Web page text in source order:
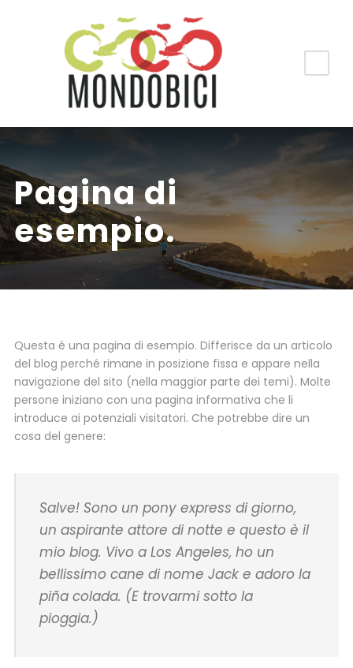
Pagina di
esempio.
Questa è una pagina di esempio. Differisce da un articolo
del blog perché rimane in posizione fissa e appare nella
navigazione del sito (nella maggior parte dei temi). Molte
persone iniziano con una pagina informativa che li
introduce ai potenziali visitatori. Che potrebbe dire un
cosa del genere:
Salve! Sono un pony express di giorno,
un aspirante attore di notte e questo è il
mio blog. Vivo a Los Angeles, ho un
bellissimo cane di nome Jack e adoro la
piña colada. (E trovarmi sotto la
pioggia.)